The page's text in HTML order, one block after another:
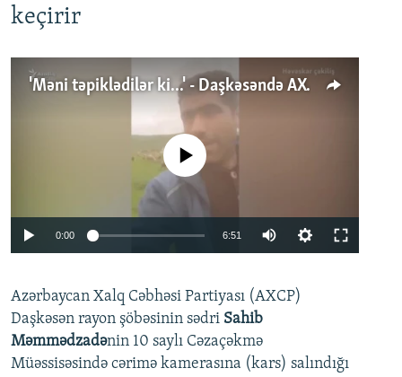
keçirir
'Məni təpiklədilər ki...' - Daşkəsəndə AXCP fəalının yaxınları onun həbsinə etiraz edirlər
Auto 240p 360p
720p 1080p
No media source currently available
0:00 6:51
360p
720p
Azərbaycan Xalq Cəbhəsi Partiyası (AXCP)
Daşkəsən rayon şöbəsinin sədri Sahib
Məmmədzadənin 10 saylı Cəzaçəkmə
Müəssisəsində cərimə kamerasına (kars) salındığı